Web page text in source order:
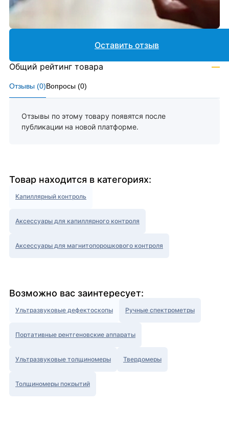
Отзывы (0)Вопросы (0)
Отзывы по этому товару появятся после
публикации на новой платформе.
Оставить отзыв
Общий рейтинг товара —
Товар находится в категориях:
Капиллярный контроль
Аксессуары для капиллярного контроля
Аксессуары для магнитопорошкового контроля
Возможно вас заинтересует:
Ультразвуковые дефектоскопы Ручные спектрометры
Портативные рентгеновские аппараты
Ультразвуковые толщиномеры Твердомеры
Толщиномеры покрытий